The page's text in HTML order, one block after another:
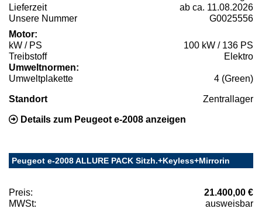
Lieferzeit
ab ca. 11.08.2026
Unsere Nummer
G0025556
Motor:
kW / PS
100 kW / 136 PS
Treibstoff
Elektro
Umweltnormen:
Umweltplakette
4 (Green)
Standort Zentrallager
Details zum Peugeot e-2008 anzeigen
Peugeot e-2008 ALLURE PACK Sitzh.+Keyless+Mirrorin
Preis:
21.400,00 €
MWSt:
ausweisbar